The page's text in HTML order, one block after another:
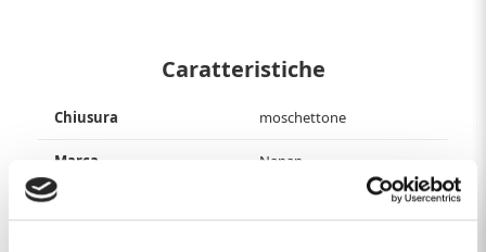
Caratteristiche
Chiusura moschettone
Marca Nanan
Materiale